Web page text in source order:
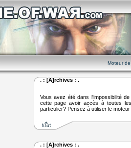
Moteur
. : [A]rchives : .
Vous avez été dans l'impossibilité
cette page avoir accès à toutes
particulier? Pensez à utiliser le
. : [A]rchives : .